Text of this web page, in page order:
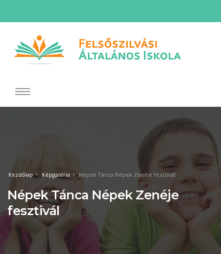
Kezdőlap Képgaléria Népek Tánca Népek Zenéje fesztivál
Népek Tánca Népek Zenéje
fesztivál